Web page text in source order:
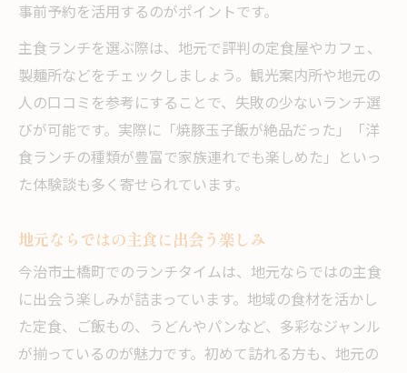
事前予約を活用するのがポイントです。
主食ランチを選ぶ際は、地元で評判の定食屋やカフェ、
製麺所などをチェックしましょう。観光案内所や地元の
人の口コミを参考にすることで、失敗の少ないランチ選
びが可能です。実際に「焼豚玉子飯が絶品だった」「洋
食ランチの種類が豊富で家族連れでも楽しめた」といっ
た体験談も多く寄せられています。
地元ならではの主食に出会う楽しみ
今治市土橋町でのランチタイムは、地元ならではの主食
に出会う楽しみが詰まっています。地域の食材を活かし
た定食、ご飯もの、うどんやパンなど、多彩なジャンル
が揃っているのが魅力です。初めて訪れる方も、地元の